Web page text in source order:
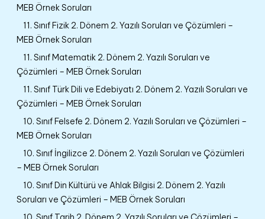
MEB Örnek Soruları
11. Sınıf Fizik 2. Dönem 2. Yazılı Soruları ve Çözümleri –
MEB Örnek Soruları
11. Sınıf Matematik 2. Dönem 2. Yazılı Soruları ve
Çözümleri – MEB Örnek Soruları
11. Sınıf Türk Dili ve Edebiyatı 2. Dönem 2. Yazılı Soruları ve
Çözümleri – MEB Örnek Soruları
10. Sınıf Felsefe 2. Dönem 2. Yazılı Soruları ve Çözümleri –
MEB Örnek Soruları
10. Sınıf İngilizce 2. Dönem 2. Yazılı Soruları ve Çözümleri
– MEB Örnek Soruları
10. Sınıf Din Kültürü ve Ahlak Bilgisi 2. Dönem 2. Yazılı
Soruları ve Çözümleri – MEB Örnek Soruları